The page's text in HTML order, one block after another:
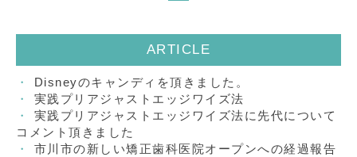
ARTICLE
Disneyのキャンディを頂きました。
実践プリアジャストエッジワイズ法
実践プリアジャストエッジワイズ法に先代について
コメント頂きました
市川市の新しい矯正歯科医院オープンへの経過報告